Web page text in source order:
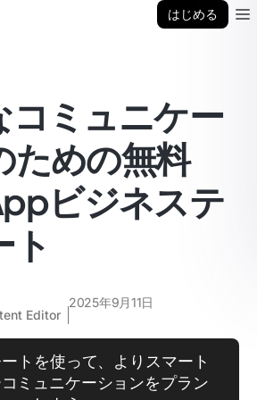
はじめる
コミュニケー
ための無料
ビジネステ
ト
Editor
2025年9月11日
トを使って、よりスマート
ミュニケーションをプラン